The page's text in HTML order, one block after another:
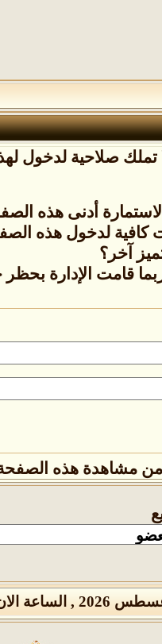
صلاحية لدخول
أدنى هذه
كافية لدخول هذه
آخر؟
قامت الإدارة
مشاهدة هذه